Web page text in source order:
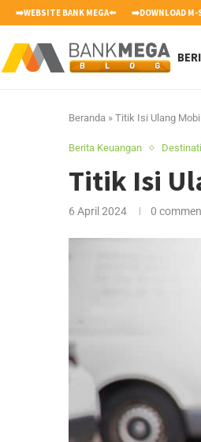
➡️WEBSITE BANK MEGA⬅️ ➡️DOWNLOAD
Beranda » Titik Isi Ulang
Berita Keuangan
Titik Isi
6 April 2024 0